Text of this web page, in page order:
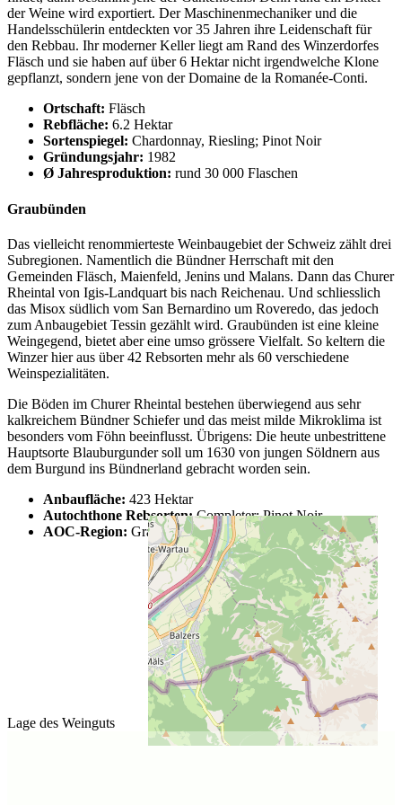
der Weine wird exportiert. Der Maschinenmechaniker und die
Handelsschülerin entdeckten vor 35 Jahren ihre Leidenschaft für
den Rebbau. Ihr moderner Keller liegt am Rand des Winzerdorfes
Fläsch und sie haben auf über 6 Hektar nicht irgendwelche Klone
gepflanzt, sondern jene von der Domaine de la Romanée-Conti.
Ortschaft: Fläsch
Rebfläche: 6.2 Hektar
Sortenspiegel: Chardonnay, Riesling; Pinot Noir
Gründungsjahr: 1982
Ø Jahresproduktion: rund 30 000 Flaschen
Graubünden
Das vielleicht renommierteste Weinbaugebiet der Schweiz zählt drei
Subregionen. Namentlich die Bündner Herrschaft mit den
Gemeinden Fläsch, Maienfeld, Jenins und Malans. Dann das Churer
Rheintal von Igis-Landquart bis nach Reichenau. Und schliesslich
das Misox südlich vom San Bernardino um Roveredo, das jedoch
zum Anbaugebiet Tessin gezählt wird. Graubünden ist eine kleine
Weingegend, bietet aber eine umso grössere Vielfalt. So keltern die
Winzer hier aus über 42 Rebsorten mehr als 60 verschiedene
Weinspezialitäten.
Die Böden im Churer Rheintal bestehen überwiegend aus sehr
kalkreichem Bündner Schiefer und das meist milde Mikroklima ist
besonders vom Föhn beeinflusst. Übrigens: Die heute unbestrittene
Hauptsorte Blauburgunder soll um 1630 von jungen Söldnern aus
dem Burgund ins Bündnerland gebracht worden sein.
Anbaufläche: 423 Hektar
Autochthone Rebsorten:Completer; Pinot Noir
AOC-Region: Graubünden
Lage des Weinguts